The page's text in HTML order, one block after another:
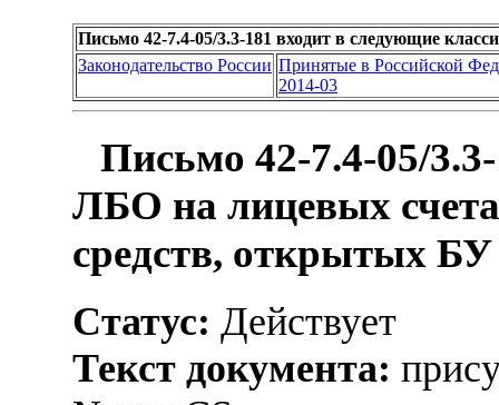
Письмо 42-7.4-05/3.3-181 входит в следующие
Законодательство России Принятые в Российской
2014-03
Письмо 42-7.4-05/
ЛБО на лицевых
средств, открытых
Статус: Действует
Текст документа: